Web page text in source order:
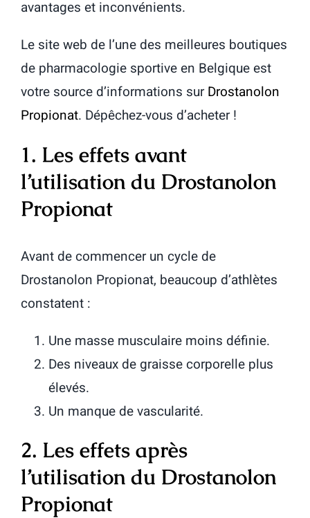
avantages et inconvénients.
Le site web de l’une des meilleures boutiques
de pharmacologie sportive en Belgique est
votre source d’informations surDrostanolon
Propionat. Dépêchez-vous d’acheter !
1. Les effets avant
l’utilisation du Drostanolon
Propionat
Avant de commencer un cycle de
Drostanolon Propionat, beaucoup d’athlètes
constatent :
Une masse musculaire moins définie.
Des niveaux de graisse corporelle plus
élevés.
Un manque de vascularité.
2. Les effets après
l’utilisation du Drostanolon
Propionat